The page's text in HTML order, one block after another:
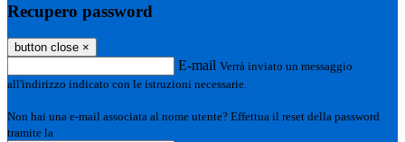
Recupero password
button close ×
E-mail Verrà inviato un messaggio
all'indirizzo indicato con le istruzioni necessarie.
Non hai una e-mail associata al nome utente? Effettua il reset della password
tramite la